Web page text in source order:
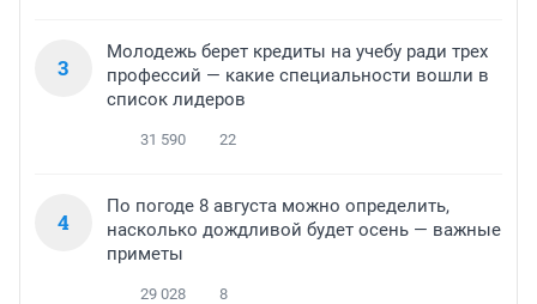
3
Молодежь берет кредиты на учебу ради трех
профессий — какие специальности вошли в
список лидеров
31 590 22
4
По погоде 8 августа можно определить,
насколько дождливой будет осень — важные
приметы
29 028 8